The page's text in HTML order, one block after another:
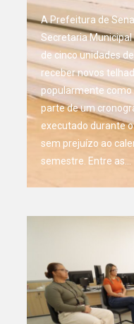
A Prefeitura de
Secretaria
de cinco unidades
receber novos
popularmente
parte de um
executado durante
sem prejuízo ao
semestre. Entre as…